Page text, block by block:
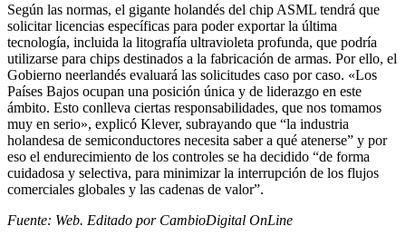
Según las normas, el gigante holandés del chip ASML tendrá que
solicitar licencias específicas para poder exportar la última
tecnología, incluida la litografía ultravioleta profunda, que podría
utilizarse para chips destinados a la fabricación de armas. Por ello, el
Gobierno neerlandés evaluará las solicitudes caso por caso. «Los
Países Bajos ocupan una posición única y de liderazgo en este
ámbito. Esto conlleva ciertas responsabilidades, que nos tomamos
muy en serio», explicó Klever, subrayando que “la industria
holandesa de semiconductores necesita saber a qué atenerse” y por
eso el endurecimiento de los controles se ha decidido “de forma
cuidadosa y selectiva, para minimizar la interrupción de los flujos
comerciales globales y las cadenas de valor”.
Fuente: Web. Editado por CambioDigital OnLine